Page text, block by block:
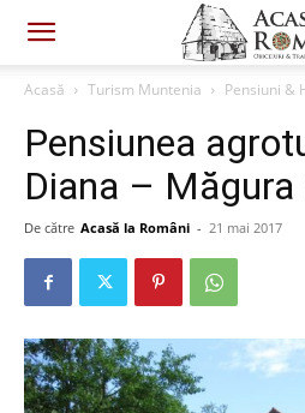
Acasă Turism Muntenia Pensiuni &
Pensiunea
Diana – Măgura
De către Acasă la Români - 21 mai 2017